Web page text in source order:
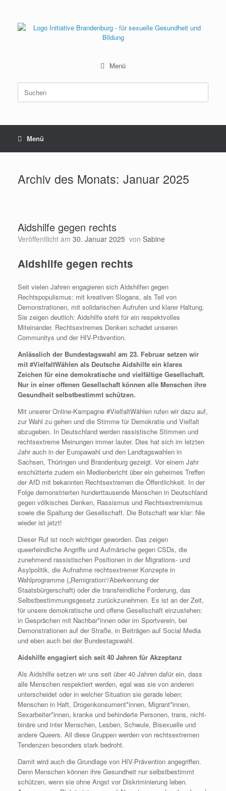
springen
Menü
Suchen
nach:
Menü
Archiv des Monats: Januar 2025
Aidshilfe gegen rechts
Veröffentlicht am 30. Januar 2025 von Sabine
Aidshilfe gegen rechts
Seit vielen Jahren engagieren sich Aidshilfen gegen
Rechtspopulismus: mit kreativen Slogans, als Teil von
Demonstrationen, mit solidarischen Aufrufen und klarer Haltung.
Sie zeigen deutlich: Aidshilfe steht für ein respektvolles
Miteinander. Rechtsextremes Denken schadet unseren
Communitys und der HIV-Prävention.
Anlässlich der Bundestagswahl am 23. Februar setzen wir
mit #VielfaltWählen als Deutsche Aidshilfe ein klares
Zeichen für eine demokratische und vielfältige Gesellschaft.
Nur in einer offenen Gesellschaft können alle Menschen ihre
Gesundheit selbstbestimmt schützen.
Mit unserer Online-Kampagne #VielfaltWählen rufen wir dazu auf,
zur Wahl zu gehen und die Stimme für Demokratie und Vielfalt
abzugeben. In Deutschland werden rassistische Stimmen und
rechtsextreme Meinungen immer lauter. Dies hat sich im letzten
Jahr auch in der Europawahl und den Landtagswahlen in
Sachsen, Thüringen und Brandenburg gezeigt. Vor einem Jahr
erschütterte zudem ein Medienbericht über ein geheimes Treffen
der AfD mit bekannten Rechtsextremen die Öffentlichkeit. In der
Folge demonstrierten hunderttausende Menschen in Deutschland
gegen völkisches Denken, Rassismus und Rechtsextremismus
sowie die Spaltung der Gesellschaft. Die Botschaft war klar: Nie
wieder ist jetzt!
Dieser Ruf ist noch wichtiger geworden. Das zeigen
queerfeindliche Angriffe und Aufmärsche gegen CSDs, die
zunehmend rassistischen Positionen in der Migrations- und
Asylpolitik, die Aufnahme rechtsextremer Konzepte in
Wahlprogramme („Remigration“/Aberkennung der
Staatsbürgerschaft) oder die transfeindliche Forderung, das
Selbstbestimmungsgesetz zurückzunehmen. Es ist an der Zeit,
für unsere demokratische und offene Gesellschaft einzustehen:
in Gesprächen mit Nachbar*innen oder im Sportverein, bei
Demonstrationen auf der Straße, in Beiträgen auf Social Media
und eben auch bei der Bundestagswahl.
Aidshilfe engagiert sich seit 40 Jahren für Akzeptanz
Als Aidshilfe setzen wir uns seit über 40 Jahren dafür ein, dass
alle Menschen respektiert werden, egal was sie von anderen
unterscheidet oder in welcher Situation sie gerade leben:
Menschen in Haft, Drogenkonsument*innen, Migrant*innen,
Sexarbeiter*innen, kranke und behinderte Personen, trans, nicht-
binäre und inter Menschen, Lesben, Schwule, Bisexuelle und
andere Queers. All diese Gruppen werden von rechtsextremen
Tendenzen besonders stark bedroht.
Damit wird auch die Grundlage von HIV-Prävention angegriffen.
Denn Menschen können ihre Gesundheit nur selbstbestimmt
schützen, wenn sie ohne Angst vor Diskriminierung leben.